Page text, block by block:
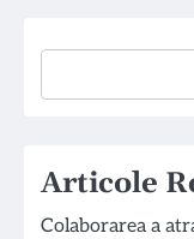
Articole
Colaborarea a